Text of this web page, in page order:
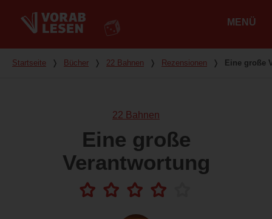
MENÜ
Du bist hier
Startseite ❭ Bücher ❭ 22 Bahnen ❭ Rezensionen ❭ Eine große
22 Bahnen
Eine große
Verantwortung